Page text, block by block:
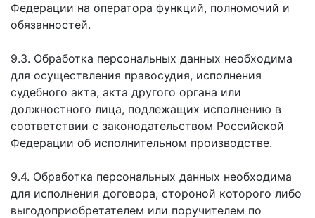
Федерации на оператора функций, полномочий и
обязанностей.
9.3. Обработка персональных данных необходима
для осуществления правосудия, исполнения
судебного акта, акта другого органа или
должностного лица, подлежащих исполнению в
соответствии с законодательством Российской
Федерации об исполнительном производстве.
9.4. Обработка персональных данных необходима
для исполнения договора, стороной которого либо
выгодоприобретателем или поручителем по